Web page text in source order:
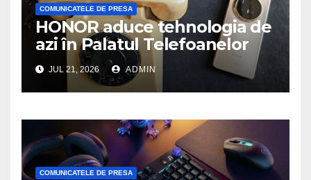
COMUNICATELE DE PRESA
HONOR aduce tehnologia de
azi în Palatul Telefoanelor
JUL 21, 2026 ADMIN
COMUNICATELE DE PRESA